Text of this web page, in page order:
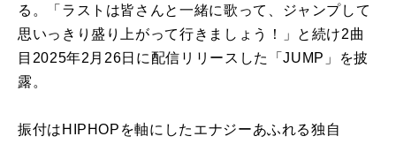
る。「ラストは皆さんと一緒に歌って、ジャンプして
思いっきり盛り上がって行きましょう！」と続け2曲
目2025年2月26日に配信リリースした「JUMP」を披
露。
振付はHIPHOPを軸にしたエナジーあふれる独自